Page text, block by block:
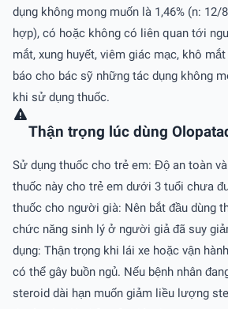
dụng không mong muốn là 1,46% (n:
hợp), có hoặc không có liên quan tới
mắt, xung huyết, viêm giác mạc, khô
báo cho bác sỹ những tác dụng không
khi sử dụng thuốc.
Thận trọng lúc dùng
Sử dụng thuốc cho trẻ em: Độ an toàn
thuốc này cho trẻ em dưới 3 tuổi chưa
thuốc cho người già: Nên bắt đầu dùng
chức năng sinh lý ở người giả đã suy
dụng: Thận trọng khi lái xe hoặc vận
có thể gây buồn ngủ. Nếu bệnh nhân
steroid dài hạn muốn giảm liều lượng